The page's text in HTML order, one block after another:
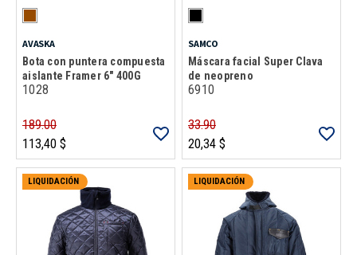
AVASKA
Bota con puntera compuesta
aislante Framer 6" 400G
1028
189.00
113,40 $
SAMCO
Máscara facial Super Clava
de neopreno
6910
33.90
20,34 $
LIQUIDACIÓN LIQUIDACIÓN